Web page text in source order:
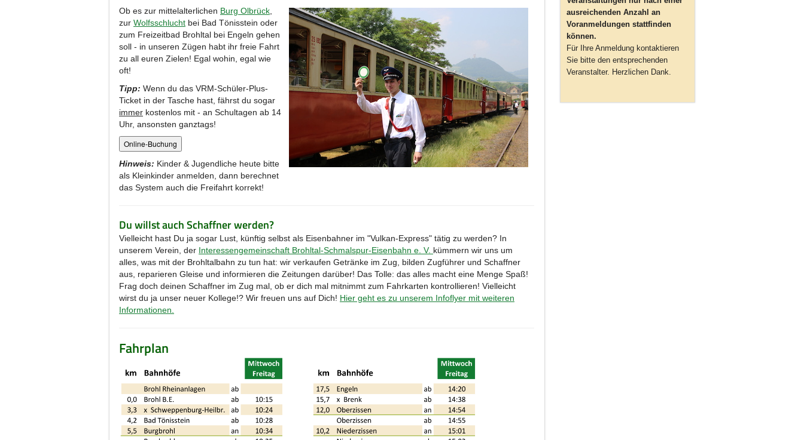
Ob es zur mittelalterlichen Burg Olbrück,
zur Wolfsschlucht bei Bad Tönisstein oder
zum Freizeitbad Brohltal bei Engeln gehen
soll - in unseren Zügen habt ihr freie Fahrt
zu all euren Zielen! Egal wohin, egal wie
oft!
Tipp: Wenn du das VRM-Schüler-Plus-
Ticket in der Tasche hast, fährst du sogar
immer kostenlos mit - an Schultagen ab 14
Uhr, ansonsten ganztags!
Hinweis: Kinder & Jugendliche heute bitte
als Kleinkinder anmelden, dann berechnet
das System auch die Freifahrt korrekt!
Du willst auch Schaffner werden?
Vielleicht hast Du ja sogar Lust, künftig selbst als Eisenbahner im "Vulkan-Express" tätig zu werden? In
unserem Verein, der Interessengemeinschaft Brohltal-Schmalspur-Eisenbahn e. V. kümmern wir uns um
alles, was mit der Brohltalbahn zu tun hat: wir verkaufen Getränke im Zug, bilden Zugführer und Schaffner
aus, reparieren Gleise und informieren die Zeitungen darüber! Das Tolle: das alles macht eine Menge Spaß!
Frag doch deinen Schaffner im Zug mal, ob er dich mal mitnimmt zum Fahrkarten kontrollieren! Vielleicht
wirst du ja unser neuer Kollege!? Wir freuen uns auf Dich! Hier geht es zu unserem Infoflyer mit weiteren
Informationen.
Fahrplan
ausreichenden Anzahl an
Voranmeldungen stattfinden
können.
Für Ihre Anmeldung kontaktieren
Sie bitte den entsprechenden
Veranstalter. Herzlichen Dank.